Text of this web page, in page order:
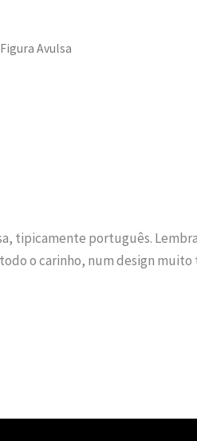
Avulsa
tipicamente português.
o carinho, num design